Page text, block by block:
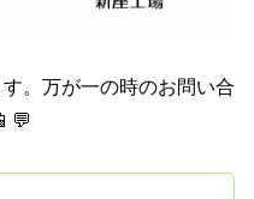
。万が一の時のお問い合